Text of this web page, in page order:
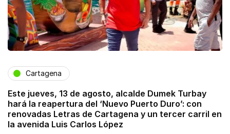
Cartagena
Este jueves, 13 de agosto, alcalde Dumek Turbay
hará la reapertura del ‘Nuevo Puerto Duro’: con
renovadas Letras de Cartagena y un tercer carril en
la avenida Luis Carlos López